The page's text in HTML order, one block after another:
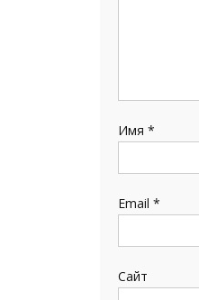
Имя *
Email *
Сайт